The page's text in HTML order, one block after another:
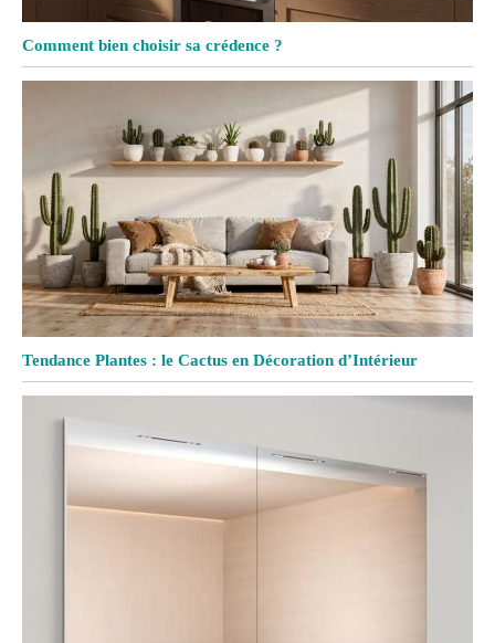
Comment bien choisir sa crédence ?
Tendance Plantes : le Cactus en Décoration d’Intérieur